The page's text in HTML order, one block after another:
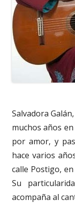
Salvadora
muchos años
por amor, y
hace varios
calle Postigo,
Su
acompaña al